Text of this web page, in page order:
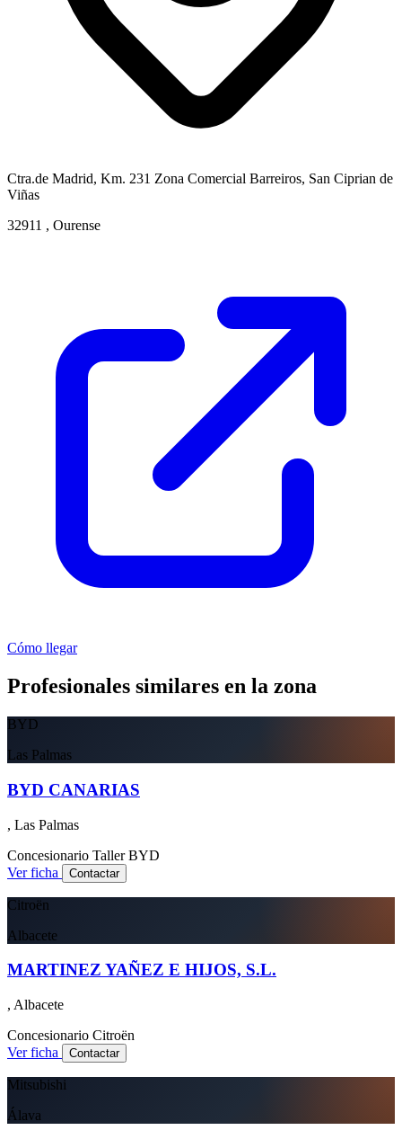
Ctra.de Madrid, Km. 231 Zona Comercial Barreiros, San Ciprian de
Viñas
32911 , Ourense
Cómo llegar
Profesionales similares en la zona
BYD
Las Palmas
BYD CANARIAS
, Las Palmas
Concesionario Taller BYD
Ver ficha
Contactar
Citroën
Albacete
MARTINEZ YAÑEZ E HIJOS, S.L.
, Albacete
Concesionario Citroën
Ver ficha
Contactar
Mitsubishi
Álava